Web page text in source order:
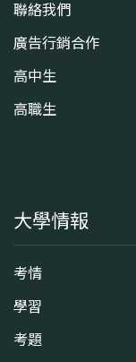
聯絡我們
廣告行銷合作
高中生
高職生
大學情報
考情
學習
考題